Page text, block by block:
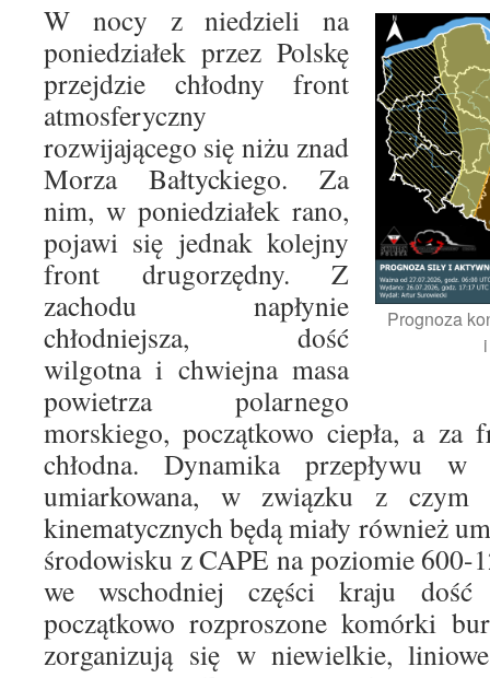
Prognoza
W nocy z niedzieli na
poniedziałek przez Polskę
przejdzie chłodny front
atmosferyczny
rozwijającego się niżu znad
Morza Bałtyckiego. Za
nim, w poniedziałek rano,
pojawi się jednak kolejny
front drugorzędny. Z
zachodu napłynie
chłodniejsza, dość
wilgotna i chwiejna masa
powietrza polarnego
morskiego, początkowo ciepła, a za
chłodna. Dynamika przepływu
umiarkowana, w związku z czym
kinematycznych będą miały również
środowisku z CAPE na poziomie 600-
we wschodniej części kraju
początkowo rozproszone komórki
zorganizują się w niewielkie,